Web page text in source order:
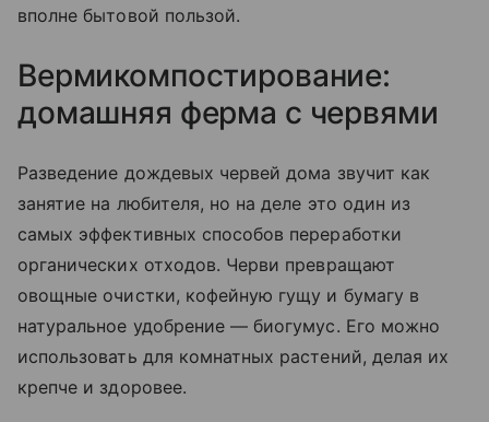
вполне бытовой пользой.
Вермикомпостирование:
домашняя ферма с червями
Разведение дождевых червей дома звучит как
занятие на любителя, но на деле это один из
самых эффективных способов переработки
органических отходов. Черви превращают
овощные очистки, кофейную гущу и бумагу в
натуральное удобрение — биогумус. Его можно
использовать для комнатных растений, делая их
крепче и здоровее.